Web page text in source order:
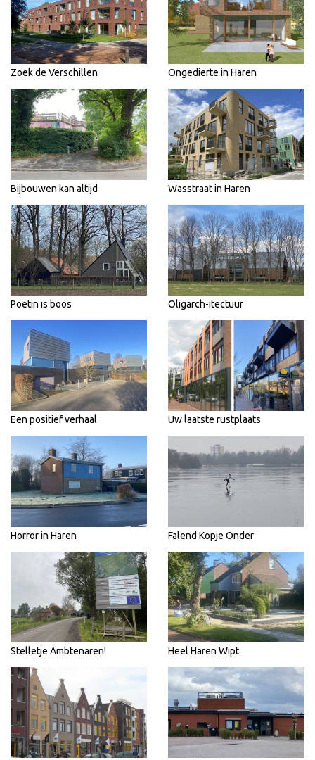
Zoek de Verschillen Ongedierte in Haren
Bijbouwen kan altijd Wasstraat in Haren
Poetin is boos Oligarch-itectuur
Een positief verhaal Uw laatste rustplaats
Horror in Haren Falend Kopje Onder
Stelletje Ambtenaren! Heel Haren Wipt